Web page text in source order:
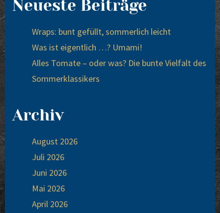
Neueste Beiträge
Wraps: bunt gefüllt, sommerlich leicht
Was ist eigentlich …? Umami!
Alles Tomate – oder was? Die bunte Vielfalt des
Sommerklassikers
Archiv
August 2026
Juli 2026
Juni 2026
Mai 2026
April 2026